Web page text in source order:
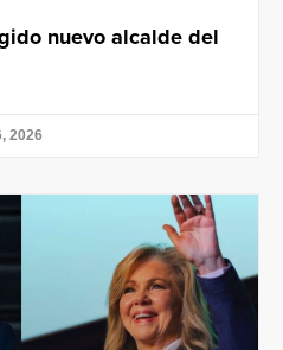
nuevo alcalde del
2026